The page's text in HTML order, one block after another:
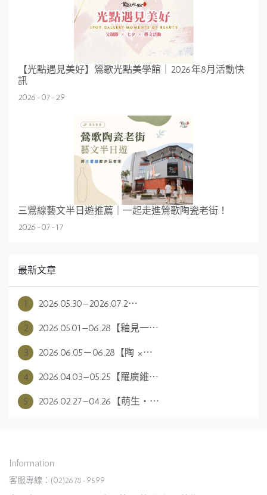
【光點遇見美好】鶯歌光點美學館｜2026年8月活動快
訊
2026-07-29
三鶯線藝文半日遊推薦｜一起走進鶯歌陶瓷老街！
2026-07-17
最新文章
1 2026.05.30—2026.07.2⋯
2 2026.05.01—06.28【釉見一⋯
3 2026.06.05－06.28【陶 ×⋯
4 2026.04.03—05.25【羅廣維⋯
5 2026.02.27—04.26【萌生・⋯
Information
客服專線：(02)2678-9599